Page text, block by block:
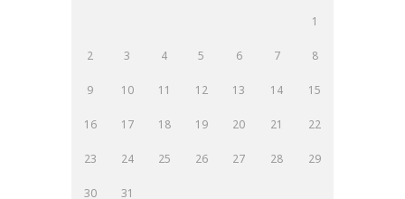
1
2 3 4 5 6 7 8
9 10 11 12 13 14 15
16 17 18 19 20 21 22
23 24 25 26 27 28 29
30 31